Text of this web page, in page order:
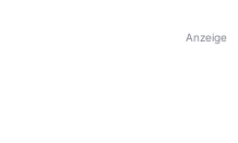
Anzeige